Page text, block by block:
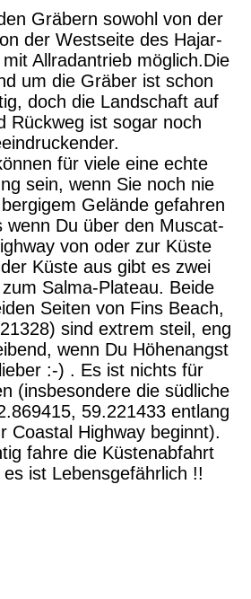
Gräbern sowohl von der
der Westseite des Hajar-
Allradantrieb möglich.Die
um die Gräber ist schon
doch die Landschaft auf
Rückweg ist sogar noch
für viele eine echte
sein, wenn Sie noch nie
Gelände gefahren
wenn Du über den Muscat-
von oder zur Küste
Küste aus gibt es zwei
Salma-Plateau. Beide
Seiten von Fins Beach,
sind extrem steil, eng
wenn Du Höhenangst
:-) . Es ist nichts für
(insbesondere die südliche
59.221433 entlang
Coastal Highway beginnt).
fahre die Küstenabfahrt
ist Lebensgefährlich !!